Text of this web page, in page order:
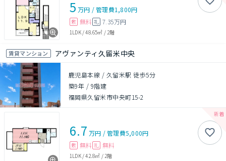
5 万円 /管理費1,800円
敷 無料 礼 7.35万円
1LDK/48.65㎡ /2階
賃貸マンション アヴァンティ久留米中央
鹿児島本線 / 久留米駅 徒歩5分
築9年 / 9階建
福岡県久留米市中央町15-2
6.7 万円 /管理費5,000円
敷 無料 礼 無料
1LDK/42.8㎡ / 2階